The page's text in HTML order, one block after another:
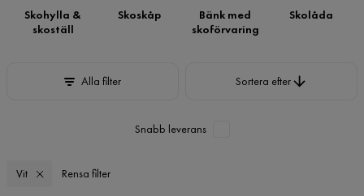
Skohylla &
skoställ
Skoskåp
Bänk med
skoförvaring
Skolåda
Alla filter Sortera efter
Snabb leverans
Vit Rensa filter